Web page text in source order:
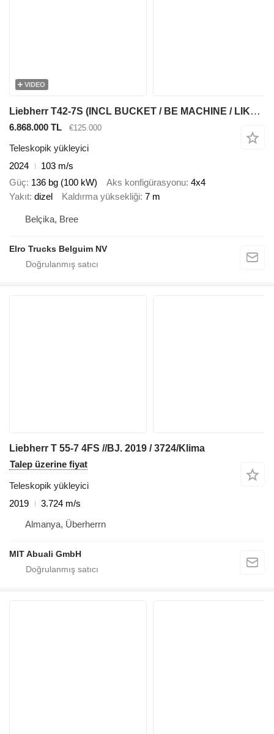
VIDEO
Liebherr T42-7S (INCL BUCKET / BE MACHINE / LIKE NEW / 7M HEIGHT / 4X4 /
6.868.000 TL €125.000
Teleskopik yükleyici
2024
103 m/s
Güç 136 bg (100 kW) Aks konfigürasyonu 4x4
Yakıt dizel Kaldırma yüksekliği 7 m
Belçika, Bree
Elro Trucks Belguim NV
Liebherr T 55-7 4FS //BJ. 2019 / 3724/Klima
Talep üzerine fiyat
Teleskopik yükleyici
2019
3.724 m/s
Almanya, Überherrn
MIT Abuali GmbH